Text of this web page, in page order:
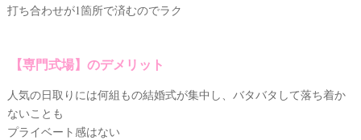
打ち合わせが1箇所で済むのでラク
【専門式場】のデメリット
人気の日取りには何組もの結婚式が集中し、バタバタして落ち着か
ないことも
プライベート感はない